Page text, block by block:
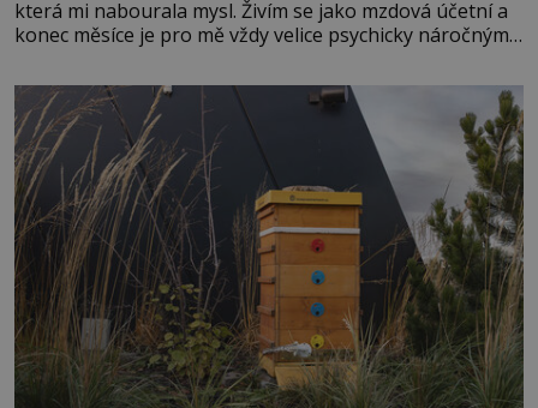
která mi nabourala mysl. Živím se jako mzdová účetní a
konec měsíce je pro mě vždy velice psychicky náročným
dál častěji volá o pomoc, co se hlídání týče. Dalo by se